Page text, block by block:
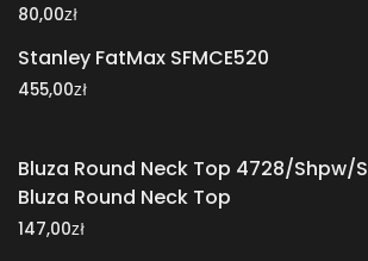
80,00zł
Stanley FatMax SFMCE520
455,00zł
Bluza Round Neck Top 4728/Shpw/S
Bluza Round Neck Top
147,00zł